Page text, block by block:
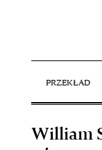
PRZEKŁAD
William